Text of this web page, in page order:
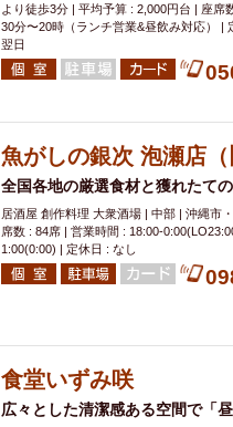
より徒歩3分 | 平均予算 : 2,000円台 | 座席
30分〜20時（ランチ営業&昼飲み対応） |
翌日
魚がしの銀次 泡瀬店（
全国各地の厳選食材と獲れたて
居酒屋 創作料理 大衆酒場 | 中部 | 沖縄市
席数 : 84席 | 営業時間 : 18:00-
1:00(0:00) | 定休日 : なし
食堂いずみ咲
広々とした清潔感ある空間で「